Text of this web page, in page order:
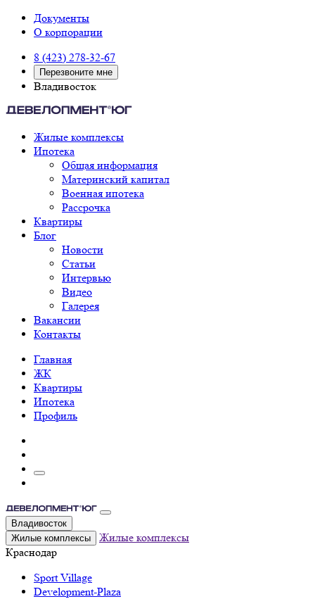
Документы
О корпорации
8 (423) 278-32-67
Перезвоните мне
Владивосток
Жилые комплексы
Ипотека
Общая информация
Материнский капитал
Военная ипотека
Рассрочка
Квартиры
Блог
Новости
Статьи
Интервью
Видео
Галерея
Вакансии
Контакты
Главная
ЖК
Квартиры
Ипотека
Профиль
Владивосток
Жилые комплексы
Жилые комплексы
Краснодар
Sport Village
Development-Plaza